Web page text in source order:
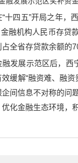
“十四五”开局之年，
融机构人民币存贷
全省存贷款余额的
融发展示范区后，
缓解“融资难、融
间信息不对称的问
化金融生态环境，